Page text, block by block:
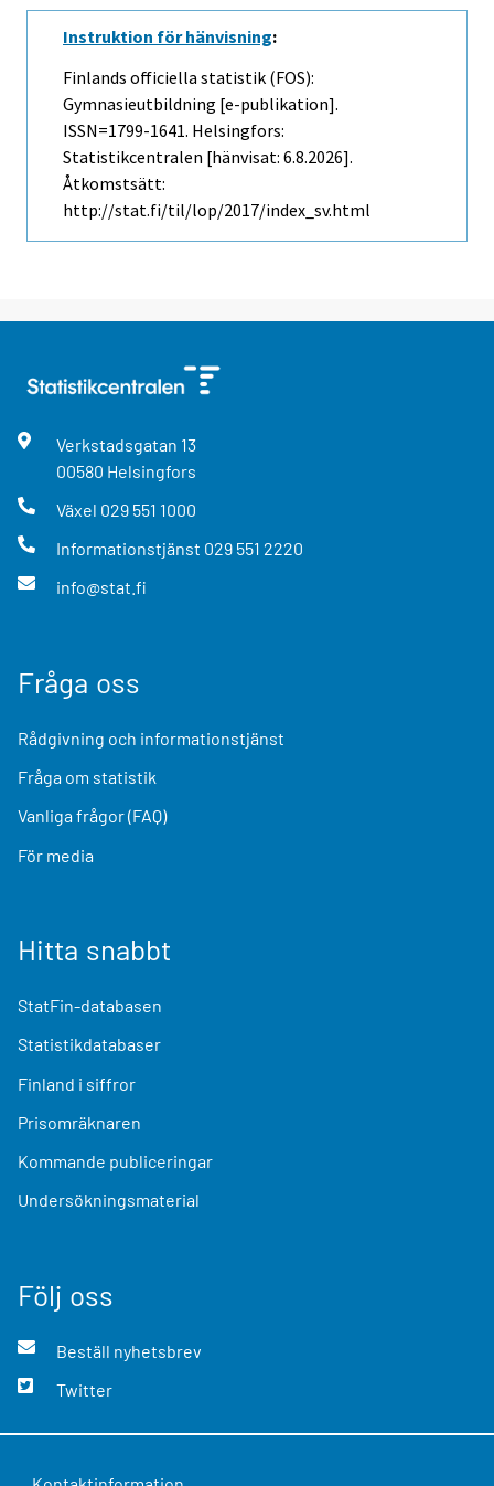
Instruktion för hänvisning:
Finlands officiella statistik (FOS):
Gymnasieutbildning [e-publikation].
ISSN=1799-1641. Helsingfors:
Statistikcentralen [hänvisat: 6.8.2026].
Åtkomstsätt:
http://stat.fi/til/lop/2017/index_sv.html
Verkstadsgatan 13
00580 Helsingfors
Växel 029 551 1000
Informationstjänst 029 551 2220
info@stat.fi
Fråga oss
Rådgivning och informationstjänst
Fråga om statistik
Vanliga frågor (FAQ)
För media
Hitta snabbt
StatFin-databasen
Statistikdatabaser
Finland i siffror
Prisomräknaren
Kommande publiceringar
Undersökningsmaterial
Följ oss
Beställ nyhetsbrev
Twitter